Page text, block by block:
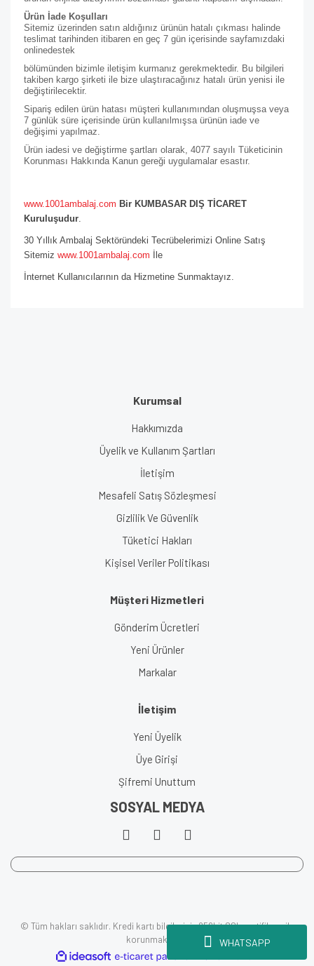
WHATSAPP
Ürün İade Koşulları
Sitemiz üzerinden satın aldığınız ürünün hatalı çıkması halinde
teslimat tarihinden itibaren en geç 7 gün içerisinde sayfamızdaki
onlinedestek
bölümünden bizimle iletişim kurmanız gerekmektedir. Bu bilgileri
takiben kargo şirketi ile bize ulaştıracağınız hatalı ürün yenisi ile
değiştirilecektir.
Sipariş edilen ürün hatası müşteri kullanımından oluşmuşsa veya
7 günlük süre içerisinde ürün kullanılmışsa ürünün iade ve
değişimi yapılmaz.
Ürün iadesi ve değiştirme şartları olarak, 4077 sayılı Tüketicinin
Korunması Hakkında Kanun gereği uygulamalar esastır.
www.1001ambalaj.com Bir KUMBASAR DIŞ TİCARET
Kuruluşudur
30 Yıllık Ambalaj Sektöründeki Tecrübelerimizi Online Satış
Sitemiz www.1001ambalaj.com İle
İnternet Kullanıcılarının da Hizmetine Sunmaktayız.
Kurumsal
Hakkımızda
Üyelik ve Kullanım Şartları
İletişim
Mesafeli Satış Sözleşmesi
Gizlilik Ve Güvenlik
Tüketici Hakları
Kişisel Veriler Politikası
Müşteri Hizmetleri
Gönderim Ücretleri
Yeni Ürünler
Markalar
İletişim
Yeni Üyelik
Üye Girişi
Şifremi Unuttum
SOSYAL MEDYA
© Tüm hakları saklıdır. Kredi kartı bilgileriniz 256bit SSL sertifikası ile
korunmaktadır.
ideasoft